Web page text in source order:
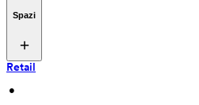
Spazi
Retail
•